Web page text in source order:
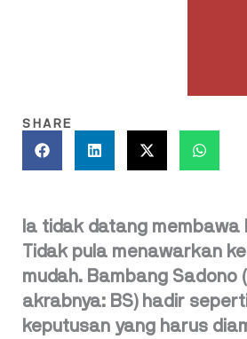
SHARE
Ia tidak datang membawa
Tidak pula menawarkan
mudah. Bambang Sadono
akrabnya: BS) hadir
keputusan yang harus